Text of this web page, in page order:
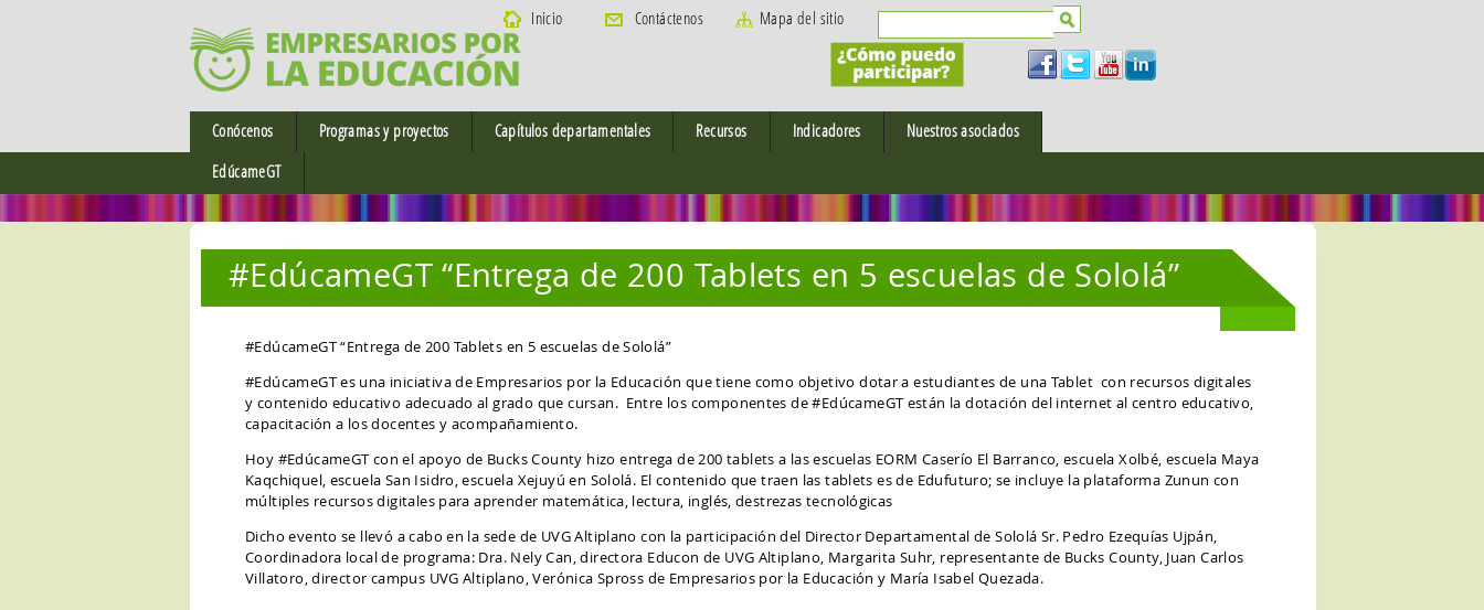
Inicio Contáctenos Mapa del sitio
Formulario de búsqueda
Buscar
Conócenos
Antecedentes Históricos
Junta Directiva
Equipo de Trabajo
Programas y proyectos
Calidad y gestión educativa
Liderazgo empresarial
prioridad nacional
Fortalecimiento de la profesión
docente
Capítulos departamentales
Retalhuleu
Sacatepéquez
Recursos
Situación educativa en el Mundo
Otros Documentos
Fotografías
Sitios de Interés
#NosVemosEnDigital
estudiantes. #NosVemosEnDigital
Recursos educativos para familias.
#NosVemosEnDigital
#NosVemosEnDigital
Indicadores Nuestros asociados
EdúcameGT
#EdúcameGT “Entrega de 200 Tablets en 5 escuelas de Sololá”
#EdúcameGT “Entrega de 200 Tablets en 5 escuelas de Sololá”
#EdúcameGT es una iniciativa de Empresarios por la Educación que tiene como objetivo dotar a estudiantes de una Tablet con recursos digitales
y contenido educativo adecuado al grado que cursan. Entre los componentes de #EdúcameGT están la dotación del internet al centro educativo,
capacitación a los docentes y acompañamiento.
Hoy #EdúcameGT con el apoyo de Bucks County hizo entrega de 200 tablets a las escuelas EORM Caserío El Barranco, escuela Xolbé, escuela Maya
Kaqchiquel, escuela San Isidro, escuela Xejuyú en Sololá. El contenido que traen las tablets es de Edufuturo; se incluye la plataforma Zunun con
múltiples recursos digitales para aprender matemática, lectura, inglés, destrezas tecnológicas
Dicho evento se llevó a cabo en la sede de UVG Altiplano con la participación del Director Departamental de Sololá Sr. Pedro Ezequías Ujpán,
Coordinadora local de programa: Dra. Nely Can, directora Educon de UVG Altiplano, Margarita Suhr, representante de Bucks County, Juan Carlos
Villatoro, director campus UVG Altiplano, Verónica Spross de Empresarios por la Educación y María Isabel Quezada.